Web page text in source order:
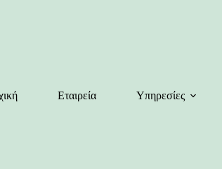
Εταιρεία Υπηρεσίες